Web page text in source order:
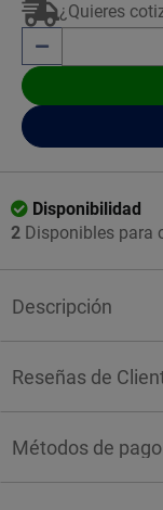
¿Quieres
Disponibilidad
2 Disponibles para
Descripción
Reseñas de
Métodos de pago